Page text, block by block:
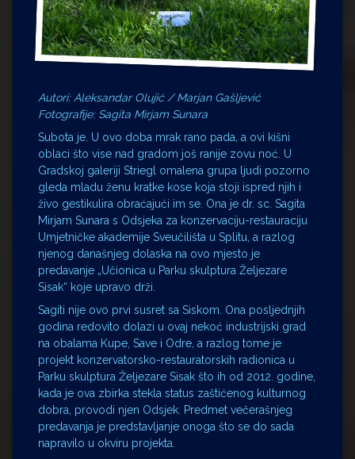
Autori: Aleksandar Olujić / Marjan Gašljević
Fotografije: Sagita Mirjam Sunara
Subota je. U ovo doba mrak rano pada, a ovi kišni
oblaci što vise nad gradom još ranije zovu noć. U
Gradskoj galeriji Striegl omalena grupa ljudi pozorno
gleda mladu ženu kratke kose koja stoji ispred njih i
živo gestikulira obraćajući im se. Ona je dr. sc. Sagita
Mirjam Sunara s Odsjeka za konzervaciju-restauraciju
Umjetničke akademije Sveučilišta u Splitu, a razlog
njenog današnjeg dolaska na ovo mjesto je
predavanje „Učionica u Parku skulptura Željezare
Sisak“ koje upravo drži.
Sagiti nije ovo prvi susret sa Siskom. Ona posljednjih
godina redovito dolazi u ovaj nekoć industrijski grad
na obalama Kupe, Save i Odre, a razlog tome je
projekt konzervatorsko-restauratorskih radionica u
Parku skulptura Željezare Sisak što ih od 2012. godine,
kada je ova zbirka stekla status zaštićenog kulturnog
dobra, provodi njen Odsjek. Predmet večerašnjeg
predavanja je predstavljanje onoga što se do sada
napravilo u okviru projekta.